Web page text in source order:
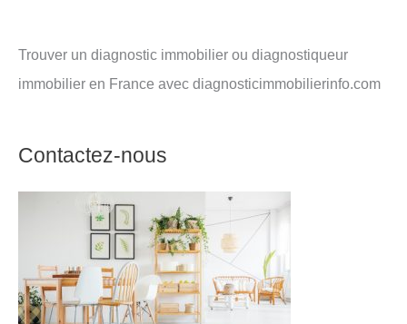
Trouver un diagnostic immobilier ou diagnostiqueur
immobilier en France avec diagnosticimmobilierinfo.com
Contactez-nous